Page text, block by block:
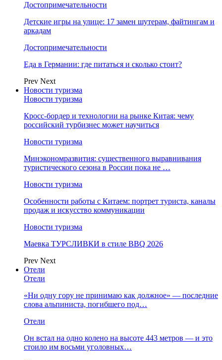
Достопримечательности
Детские игры на улице: 17 замен шутерам, файтингам и
аркадам
Достопримечательности
Еда в Германии: где питаться и сколько стоит?
Prev Next
Новости туризма
Новости туризма
Кросс-бордер и технологии на рынке Китая: чему
российский турбизнес может научиться
Новости туризма
Минэкономразвития: существенного выравнивания
туристического сезона в России пока не …
Новости туризма
Особенности работы с Китаем: портрет туриста, каналы
продаж и искусство коммуникации
Новости туризма
Маевка ТУРСЛИВКИ в стиле BBQ 2026
Prev Next
Отели
Отели
«Ни одну гору не принимаю как должное» — последние
слова альпиниста, погибшего под…
Отели
Он встал на одно колено на высоте 443 метров — и это
стоило им восьми уголовных…